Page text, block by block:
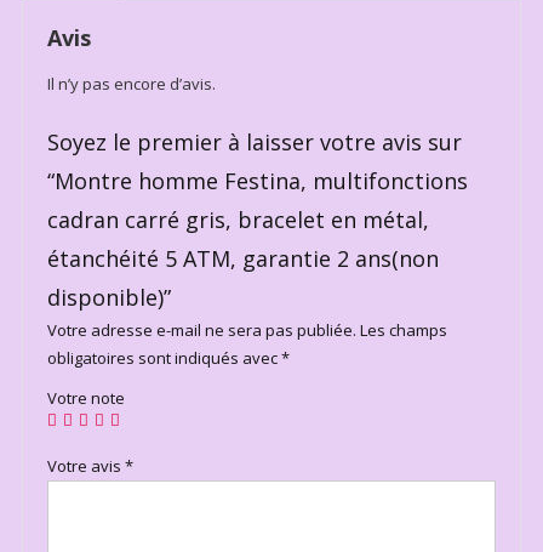
Avis
Il n’y pas encore d’avis.
Soyez le premier à laisser votre avis sur
“Montre homme Festina, multifonctions
cadran carré gris, bracelet en métal,
étanchéité 5 ATM, garantie 2 ans(non
disponible)”
Votre adresse e-mail ne sera pas publiée. Les champs
obligatoires sont indiqués avec*
Votre note
Votre avis *